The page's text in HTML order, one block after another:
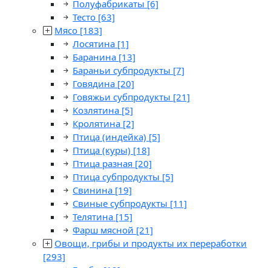
Полуфабрикаты [6]
Тесто [63]
Мясо [183]
Лосятина [1]
Баранина [13]
Бараньи субпродукты [7]
Говядина [20]
Говяжьи субпродукты [21]
Козлятина [5]
Кролятина [2]
Птица (индейка) [5]
Птица (куры) [18]
Птица разная [20]
Птица субпродукты [5]
Свинина [19]
Свиные субпродукты [11]
Телятина [15]
Фарш мясной [21]
Овощи, грибы и продукты их переработки
[293]